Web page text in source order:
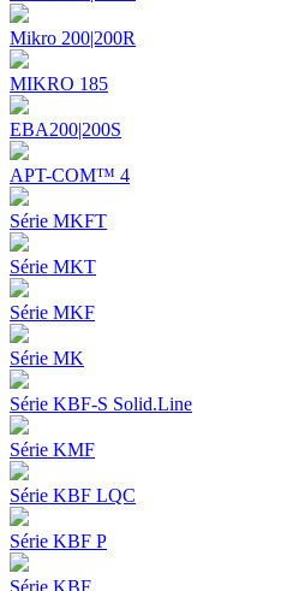
Mikro 200|200R
MIKRO 185
EBA200|200S
APT-COM™ 4
Série MKFT
Série MKT
Série MKF
Série MK
Série KBF-S Solid.Line
Série KMF
Série KBF LQC
Série KBF P
Série KBF